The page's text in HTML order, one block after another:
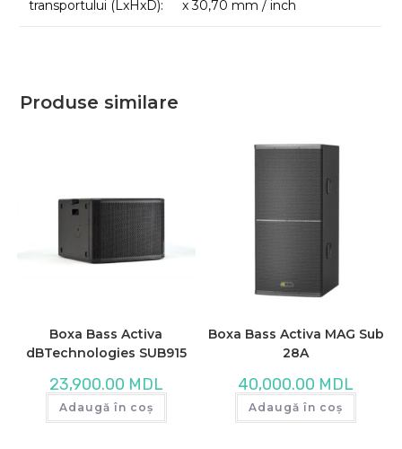
transportului (LxHxD):
x 30,70 mm / inch
Produse similare
Boxa Bass Activa
dBTechnologies SUB915
23,900.00 MDL
Adaugă în coș
Boxa Bass Activa MAG Sub
28A
40,000.00 MDL
Adaugă în coș